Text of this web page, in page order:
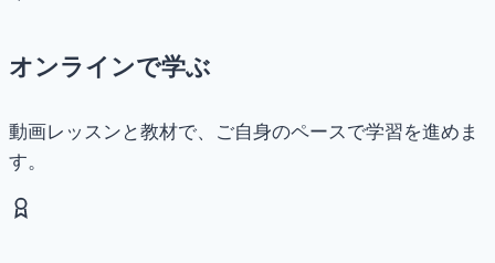
オンラインで学ぶ
動画レッスンと教材で、ご自身のペースで学習を進めま
す。